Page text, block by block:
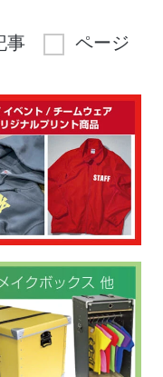
事 ページ